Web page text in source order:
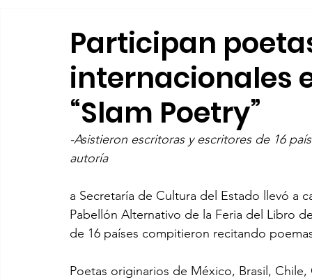
Participan
internacionales
“Slam Poetry”
-Asistieron escritoras y escritores de 16
autoría
a Secretaría de Cultura del Estado llevó a
Pabellón Alternativo de la Feria del Libro
de 16 países compitieron recitando
Poetas originarios de México, Brasil,